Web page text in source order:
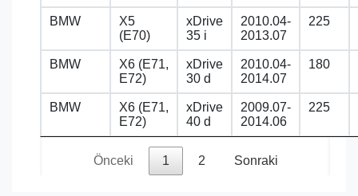
BMW
X5
(E70)
xDrive
35 i
2010.04-
2013.07
225
BMW
X6 (E71,
E72)
xDrive
30 d
2010.04-
2014.07
180
BMW
X6 (E71,
E72)
xDrive
40 d
2009.07-
2014.06
225
Önceki 1 2 Sonraki